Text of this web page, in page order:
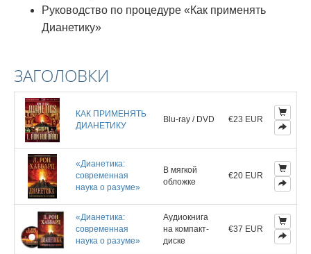
Руководство по процедуре «Как применять
Дианетику»
ЗАГОЛОВКИ
КАК ПРИМЕНЯТЬ
ДИАНЕТИКУ
Blu-ray / DVD €23 EUR
«Дианетика:
современная
наука о разуме»
В мягкой
обложке
€20 EUR
«Дианетика:
современная
наука о разуме»
Аудиокнига
на компакт-
диске
€37 EUR